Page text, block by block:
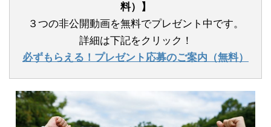
料）】
３つの非公開動画を無料でプレゼント中です。
詳細は下記をクリック！
必ずもらえる！プレゼント応募のご案内（無料）